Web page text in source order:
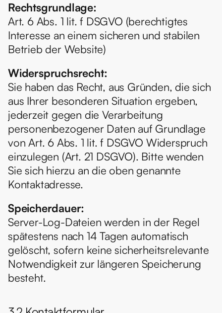
Rechtsgrundlage:
Art. 6 Abs. 1 lit. f DSGVO (berechtigtes
Interesse an einem sicheren und stabilen
Betrieb der Website)
Widerspruchsrecht:
Sie haben das Recht, aus Gründen, die sich
aus Ihrer besonderen Situation ergeben,
jederzeit gegen die Verarbeitung
personenbezogener Daten auf Grundlage
von Art. 6 Abs. 1 lit. f DSGVO Widerspruch
einzulegen (Art. 21 DSGVO). Bitte wenden
Sie sich hierzu an die oben genannte
Kontaktadresse.
Speicherdauer:
Server-Log-Dateien werden in der Regel
spätestens nach 14 Tagen automatisch
gelöscht, sofern keine sicherheitsrelevante
Notwendigkeit zur längeren Speicherung
besteht.